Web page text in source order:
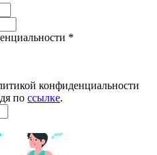
*
конфиденциальности
по ссылке.